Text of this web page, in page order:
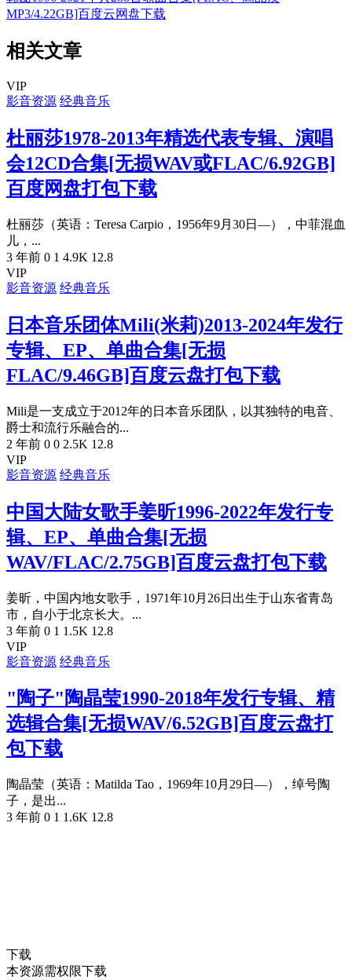
MP3/4.22GB]百度云网盘下载
相关文章
VIP
影音资源 经典音乐
杜丽莎1978-2013年精选代表专辑、演唱
会12CD合集[无损WAV或FLAC/6.92GB]
百度网盘打包下载
杜丽莎（英语：Teresa Carpio，1956年9月30日—），中菲混血
儿，...
3 年前 0 1 4.9K 12.8
VIP
影音资源 经典音乐
日本音乐团体Mili(米莉)2013-2024年发行
专辑、EP、单曲合集[无损
FLAC/9.46GB]百度云盘打包下载
Mili是一支成立于2012年的日本音乐团队，以其独特的电音、
爵士和流行乐融合的...
2 年前 0 0 2.5K 12.8
VIP
影音资源 经典音乐
中国大陆女歌手姜昕1996-2022年发行专
辑、EP、单曲合集[无损
WAV/FLAC/2.75GB]百度云盘打包下载
姜昕，中国内地女歌手，1971年10月26日出生于山东省青岛
市，自小于北京长大。...
3 年前 0 1 1.5K 12.8
VIP
影音资源 经典音乐
"陶子"陶晶莹1990-2018年发行专辑、精
选辑合集[无损WAV/6.52GB]百度云盘打
包下载
陶晶莹（英语：Matilda Tao，1969年10月29日—），绰号陶
子，是出...
3 年前 0 1 1.6K 12.8
下载
本资源需权限下载